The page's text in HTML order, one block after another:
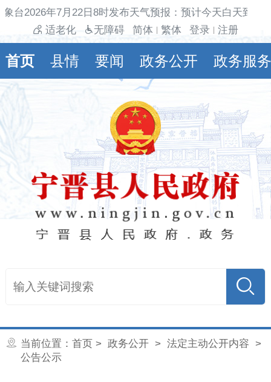
台2026年7月22日8时发布天气预报：预计今天白天到
适老化
无障碍 简体 繁体 登录 注册
首页 县情 要闻 政务公开 政务服务
当前位置： 首页 > 政务公开> 法定主动公开内容 >
公告公示